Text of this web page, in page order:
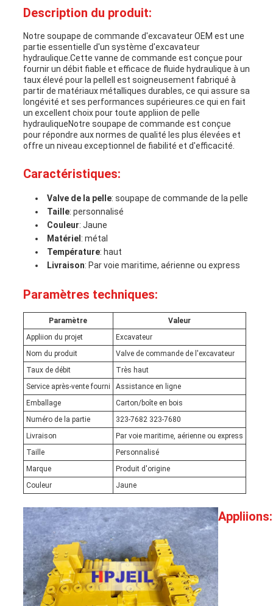
POLICY
Description du produit:
Notre soupape de commande d'excavateur OEM est une
partie essentielle d'un système d'excavateur
hydraulique.Cette vanne de commande est conçue pour
fournir un débit fiable et efficace de fluide hydraulique à un
taux élevé pour la pelleIl est soigneusement fabriqué à
partir de matériaux métalliques durables, ce qui assure sa
longévité et ses performances supérieures.ce qui en fait
un excellent choix pour toute appliion de pelle
hydrauliqueNotre soupape de commande est conçue
pour répondre aux normes de qualité les plus élevées et
offre un niveau exceptionnel de fiabilité et d'efficacité.
Caractéristiques:
Valve de la pelle: soupape de commande de la pelle
Taille: personnalisé
Couleur: Jaune
Matériel : métal
Température: haut
Livraison: Par voie maritime, aérienne ou express
Paramètres techniques:
Paramètre
Valeur
Appliion du projet
Excavateur
Nom du produit
Valve de commande de l'excavateur
Taux de débit
Très haut
Service après-vente fourni
Assistance en ligne
Emballage
Carton/boîte en bois
Numéro de la partie
323-7682 323-7680
Livraison
Par voie maritime, aérienne ou express
Taille
Personnalisé
Marque
Produit d'origine
Couleur
Jaune
Appliions: